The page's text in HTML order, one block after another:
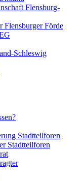
Flensburg-
Flensburger Förde
Schleswig
Stadtteilforen
Stadtteilforen